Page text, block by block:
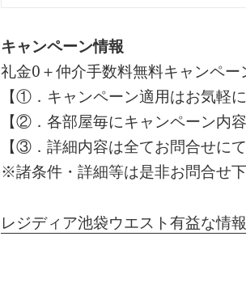
キャンペーン情報
礼金0＋仲介手数料無料キャンペー
【①．キャンペーン適用はお気軽
【②．各部屋毎にキャンペーン内
【③．詳細内容は全てお問合せに
※諸条件・詳細等は是非お問合せ下
レジディア池袋ウエスト有益な情報